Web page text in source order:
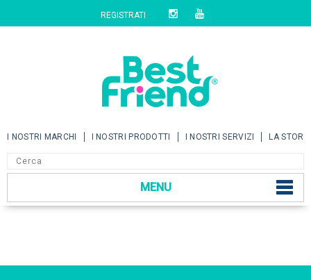
REGISTRATI
I NOSTRI MARCHI I NOSTRI PRODOTTI I NOSTRI SERVIZI LA
MENU